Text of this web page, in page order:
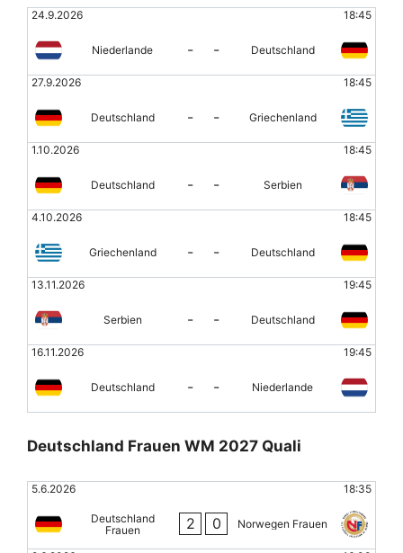
24.9.2026 18:45
Niederlande - - Deutschland
27.9.2026 18:45
Deutschland - - Griechenland
1.10.2026 18:45
Deutschland - - Serbien
4.10.2026 18:45
Griechenland - - Deutschland
13.11.2026 19:45
Serbien - - Deutschland
16.11.2026 19:45
Deutschland - - Niederlande
Deutschland Frauen WM 2027 Quali
5.6.2026 18:35
Deutschland
Frauen
2 0 Norwegen Frauen